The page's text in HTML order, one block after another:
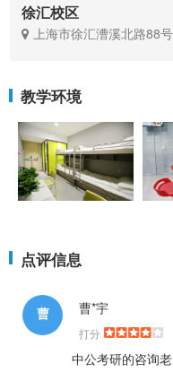
徐汇校区
上海市徐汇漕溪北路88
教学环境
点评信息
曹 曹*宇
打分
中公考研的咨询